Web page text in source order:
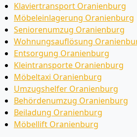
Klaviertransport Oranienburg
Möbeleinlagerung Oranienburg
Seniorenumzug Oranienburg
Wohnungsauflösung
Entsorgung Oranienburg
Kleintransporte Oranienburg
Möbeltaxi Oranienburg
Umzugshelfer Oranienburg
Behördenumzug Oranienburg
Beiladung Oranienburg
Möbellift Oranienburg